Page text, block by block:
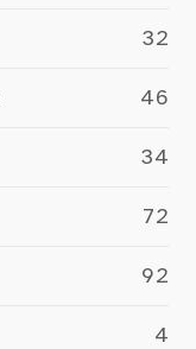
32
46
34
72
92
4